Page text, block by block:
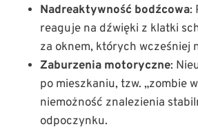
Nadreaktywność bodźcowa:
reaguje na dźwięki z klatki
za oknem, których wcześniej
Zaburzenia motoryczne:
po mieszkaniu, tzw. „zombie
niemożność znalezienia
odpoczynku.